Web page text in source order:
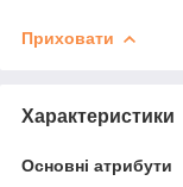
Приховати
Характеристики
Основні атрибути